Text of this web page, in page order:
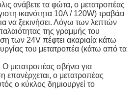
ανάβετε τα φώτα, ο μετατροπέας
ικανότητα 10A / 120W) τραβάει
να ξεκινήσει. Λόγω των λεπτών
της γραμμής του
των 24V πέφτει ακαριαία κάτω
του μετατροπέα (κάτω από τα
Ο μετατροπέας σβήνει για
επανέρχεται, ο μετατροπέας
ο κύκλος δημιουργεί το